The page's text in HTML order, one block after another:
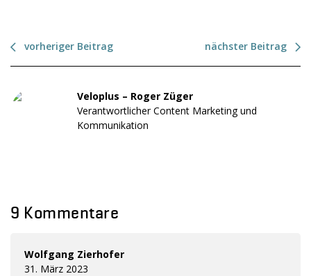
vorheriger Beitrag nächster Beitrag
Veloplus – Roger Züger
Verantwortlicher Content Marketing und
Kommunikation
9 Kommentare
Wolfgang Zierhofer
31. März 2023